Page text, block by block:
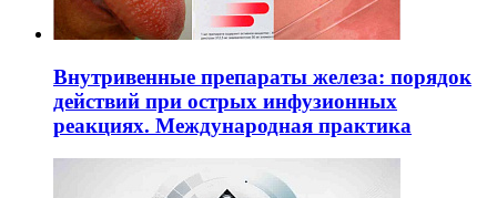
Внутривенные препараты железа: порядок
действий при острых инфузионных
реакциях. Международная практика